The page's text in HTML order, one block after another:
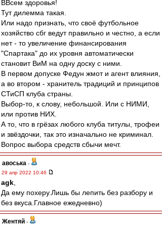
ВВсем здоровья!
Тут дилемма такая.
Или надо признать, что своё футбольное
хозяйство сбг ведут правильно и честно, а если
нет - то увеличение финансирования
"Спартака" до их уровня автоматически
становит ВиМ на одну доску с ними.
В первом допуске Федун жмот и агент влияния,
а во втором - хранитель традиций и принципов
СТиСП клуба страны.
Выбор-то, к слову, небольшой. Или с НИМИ,
или против НИХ.
А то, что в грёзах любого клуба титулы, трофеи
и звёздочки, так это изначально не криминал.
Вопрос выбора средств сбычи мечт.
авоська -
29 апр 2022 10:46
agk
Да ему похеру.Лишь бы лепить без разбору и
без вкуса.Главное ежедневно)
Жентяй -